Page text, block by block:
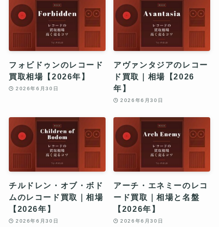
フォビドゥンのレコード
買取相場【2026年】
2026年6月30日
アヴァンタジアのレコー
ド買取｜相場【2026
年】
2026年6月30日
チルドレン・オブ・ボド
ムのレコード買取｜相場
【2026年】
2026年6月30日
アーチ・エネミーのレコ
ード買取｜相場と名盤
【2026年】
2026年6月30日